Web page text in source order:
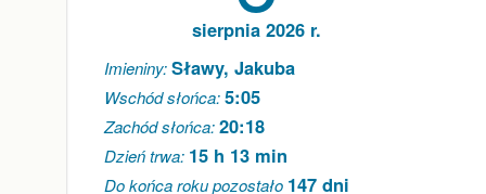
sierpnia 2026 r.
Imieniny:Sławy, Jakuba
Wschód słońca:5:05
Zachód słońca:20:18
Dzień trwa: 15 h 13 min
Do końca roku pozostało 147 dni